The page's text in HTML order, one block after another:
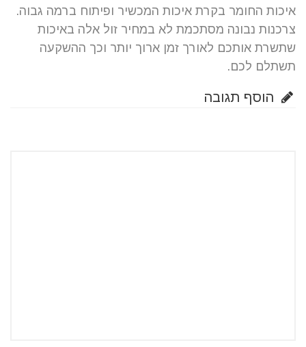
איכות החומר בקרת איכות המכשיר ופיתוח ברמה גבוה.
צרכנות נבונה מסתכמת לא במחיר זול אלה באיכות
שתשרת אותכם לאורך זמן ארוך יותר וכך ההשקעה
תשתלם לכם.
הוסף תגובה